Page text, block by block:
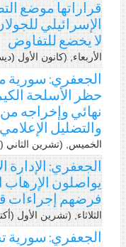
قراراتها موضع
الإسرائيلي
لا يخضع للتفاوض
الأربعاء, (كانون اﻷول (ديسمبر 2,
الجعفري: سورية
حظر الأسلحة
نهائي وإخراجه من
والتضليل الإعلامي
الخميس, (تشرين الثاني (نوفمبر 5,
الجعفري: الإدارة
يواصلون
فرضهم إجراءات
الثلاثاء, (تشرين اﻷول (أكتوبر 27,
الجعفري: سورية